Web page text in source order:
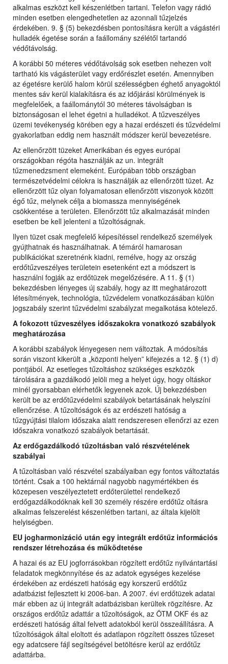
alkalmas eszközt kell készenlétben tartani. Telefon vagy rádió
minden esetben elengedhetetlen az azonnali tűzjelzés
érdekében. 9. § (5) bekezdésben pontosításra került a vágástéri
hulladék égetése során a faállomány szélétől tartandó
védőtávolság.
A korábbi 50 méteres védőtávolság sok esetben nehezen volt
tartható kis vágásterület vagy erdőrészlet esetén. Amennyiben
az égetésre kerülő halom körül szélességben éghető anyagoktól
mentes sáv kerül kialakításra és az időjárási körülmények is
megfelelőek, a faállománytól 30 méteres távolságban is
biztonságosan el lehet égetni a hulladékot. A tűzveszélyes
üzemi tevékenység körében egy a hazai erdészeti és tűzvédelmi
gyakorlatban eddig nem használt módszer kerül bevezetésre.
Az ellenőrzött tüzeket Amerikában és egyes európai
országokban régóta használják az un. integrált
tűzmenedzsment elemeként. Európában több országban
természetvédelmi célokra is használják az ellenőrzött tüzet. Az
ellenőrzött tűz olyan folyamatosan ellenőrzött viszonyok között
égő tűz, melynek célja a biomassza mennyiségének
csökkentése a területen. Ellenőrzött tűz alkalmazását minden
esetben be kell jelenteni a tűzoltóságnak.
Ilyen tüzet csak megfelelő képesítéssel rendelkező személyek
gyújthatnak és használhatnak. A témáról hamarosan
publikációkat szeretnénk kiadni, remélve, hogy az ország
erdőtűzveszélyes területein esetenként ezt a módszert is
használni fogják az erdőtüzek megelőzésére. A 11. § (1)
bekezdésben lényeges új szabály, hogy az itt meghatározott
létesítmények, technológia, tűzvédelem vonatkozásában külön
jogszabály szerint tűzvédelmi szabályzat megalkotása kötelező.
A fokozott tűzveszélyes időszakokra vonatkozó szabályok
meghatározása
A korábbi szabályok lényegesen nem változtak. A módosítás
során viszont kikerült a „központi helyen” kifejezés a 12. § (1) d)
pontjából. Az esetleges tűzoltáshoz szükséges eszközök
tárolására a gazdálkodó jelöli meg a helyet úgy, hogy oltáskor
minél gyorsabban elérhetők legyenek azok. Új bekezdésben
került be az erdőtűzvédelmi szabályok betartásának helyszíni
ellenőrzése. A tűzoltóságok és az erdészeti hatóság a
tűzgyújtási tilalom időszaka alatt rendszeresen ellenőrzi az ezen
időszakra vonatkozó szabályok betartását.
Az erdőgazdálkodó tűzoltásban való részvételének
szabályai
A tűzoltásban való részvétel szabályaiban egy fontos változtatás
történt. Csak a 100 hektárnál nagyobb nagymértékben és
közepesen veszélyeztetett erdőterülettel rendelkező
erdőgazdálkodóknak kell 30 személy részére erdőtűz oltásra
alkalmas felszerelést készenlétben tartani, az általa kijelölt
helyiségben.
EU jogharmonizáció után egy integrált erdőtűz információs
rendszer létrehozása és működtetése
A hazai és az EU jogforrásokban rögzített erdőtűz nyilvántartási
feladatok megkönnyítése és az adatok egységes kezelése
érdekében az erdészeti hatóság egy korszerű erdőtűz
adatbázist fejlesztett ki 2006-ban. A 2007. évi erdőtüzek adatai
már ebben az új integrált adatbázisban kerültek rögzítésre. Az
országos erdőtűz adattár a tűzoltóságok, az ÖTM OKF és az
erdészeti hatóság által felvett adatokból kerül összeállításra. A
tűzoltóságok által eloltott és adatlapon rögzített összes tűzeset
egy adatcsere fájl segítségével betöltésre kerül az erdőtűz
adattárba.